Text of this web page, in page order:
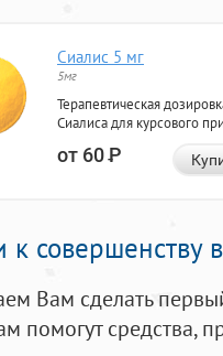
Сиалис 5 мг
5мг
Терапевтическая
Сиалиса для курсового
от 60Р
к совершенству
Вам сделать
помогут средства,